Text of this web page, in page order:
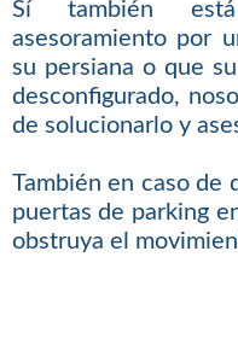
Sí también
asesoramiento por
su persiana o que
desconfigurado,
de solucionarlo y
También en caso de
puertas de parking
obstruya el